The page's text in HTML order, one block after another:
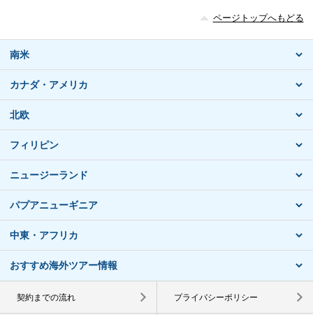
ページトップへもどる
南米
カナダ・アメリカ
北欧
フィリピン
ニュージーランド
パプアニューギニア
中東・アフリカ
おすすめ海外ツアー情報
契約までの流れ プライバシーポリシー